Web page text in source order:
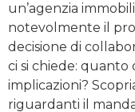
un’agenzia
notevolmente il
decisione di
ci si chiede: quanto
implicazioni?
riguardanti il